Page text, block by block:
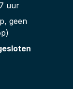
uur
geen